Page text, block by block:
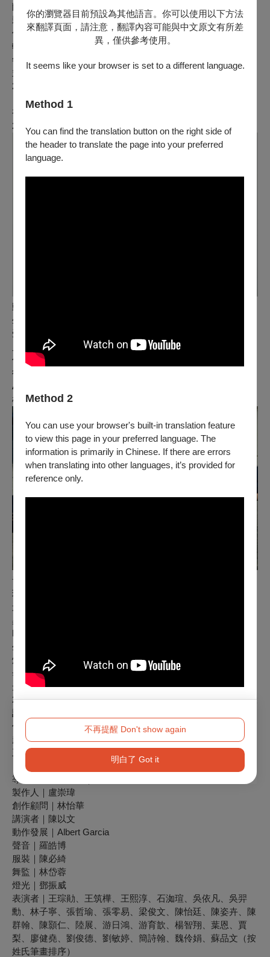
你的瀏覽器目前預設為其他語言。你可以使用以下方法
來翻譯頁面，請注意，翻譯內容可能與中文原文有所差
異，僅供參考使用。
It seems like your browser is set to a different language.
Method 1
You can find the translation button on the right side of
the header to translate the page into your preferred
language.
Method 2
You can use your browser's built-in translation feature
to view this page in your preferred language. The
information is primarily in Chinese. If there are errors
when translating into other languages, it’s provided for
reference only.
不再提醒 Don't show again
明白了 Got it
蘭鹿特丹影展「特別提及」、金馬獎「評審團大獎」、台北電
影節「評審團大獎」及「最佳導演獎」、法國杜維爾影展「最
佳導演獎」，入圍德國柏林影展「青年論壇」單元。其中《運
轉手之戀》並曾代表台灣電影角逐美國奧斯卡外語片。2015
年，受雨果的靈感啟發而編寫了舞台劇《死刑犯的最後一天》
並演出主要角色「死刑犯」，至2017年共16場演出場場滿座。
2016至2020年，在電影《一路順風》、《大佛普拉斯》、
《小美》、《引爆點》、《陽光普照》、《同學麥娜絲》及電
視劇《麻醉風暴2》、《妖怪人間》、《黑喵知情》中演出。
2019年獲第56屆金馬獎「最佳男主角」獎。
動作設計｜Albert Garcia （澳門）
生長於澳門，現就讀國立臺北藝術大學舞蹈研究所，曾先後接
受葡萄牙PIA藝團及澳門詩篇舞集的形體／舞蹈培訓。 曾以演
員、高蹺表演者及舞者身份參與多個藝團之演出。擁有豐富創
作經驗的他，也曾獲邀參與國際各藝術節，與多位世界知名藝
術家合作包括，法國的N’ IVOIRE QUE DU BLEU劇團、
Alessio Silvestrin、楊朕、梅田宏明、何曉玫、古名伸、張曉
雄、林文中、楊銘隆等大師舞作。
音樂設計│羅皓博 （臺灣）
玩過樂團，後轉為電子音樂與聲音創作。曾投身臺北地下場
景，後將注意力轉向日常。工作經歷包括影像後期，近期投入
異資料即時 I/O 整合及程式編寫。平時從事聲音及影像創作、
DJ、VJ。期望完備創作的語彙，把腦中片段的想像組成一個
生態瓶。
燈光設計│鄧振威 （臺灣）
畢業於美國德州大學奧斯汀分校戲劇舞蹈系，現為專職劇場燈
光設計師。
2017年以莎妹劇團與田馥甄合作之《小夜曲》榮獲世界劇場設
計專業組燈光設計金獎，作品主要以劇場為主，近期作品為天
作之合劇場《飲食男女》、耳東劇團《西哈遊記-魔二代再
起》、瘋戲樂工作室《台灣有個好萊塢》、莎妹劇團《人民之
王》等。
【演職人員名單】
導演、概念、影像｜李奧森
製作人｜盧崇瑋
創作顧問｜林怡華
講演者｜陳以文
動作發展｜Albert Garcia
聲音｜羅皓博
服裝｜陳必綺
舞監｜林岱蓉
燈光｜鄧振威
表演者｜王琮勛、王筑樺、王熙淳、石洳瑄、吳依凡、吳羿
勳、林子寧、張哲瑜、張零易、梁俊文、陳怡廷、陳姿卉、陳
群翰、陳顥仁、陸展、游日鴻、游育歆、楊智翔、葉恩、賈
梨、廖健堯、劉俊德、劉敏婷、簡詩翰、魏伶娟、蘇品文（按
姓氏筆畫排序）